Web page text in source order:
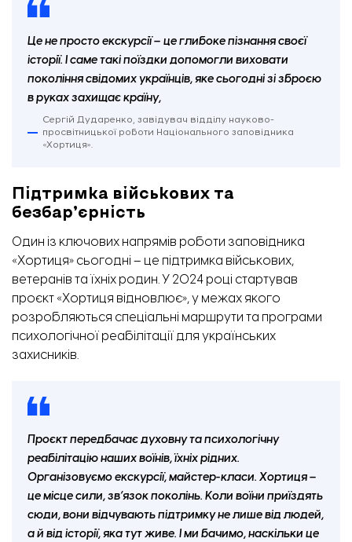
Це не просто екскурсії – це глибоке пізнання своєї
історії. І саме такі поїздки допомогли виховати
покоління свідомих українців, яке сьогодні зі зброєю
в руках захищає країну,
Сергій Дударенко, завідувач відділу науково-
просвітницької роботи Національного заповідника
«Хортиця».
Підтримка військових та
безбар’єрність
Один із ключових напрямів роботи заповідника
«Хортиця» сьогодні – це підтримка військових,
ветеранів та їхніх родин. У 2024 році стартував
проєкт «Хортиця відновлює», у межах якого
розробляються спеціальні маршрути та програми
психологічної реабілітації для українських
захисників.
Проєкт передбачає духовну та психологічну
реабілітацію наших воїнів, їхніх рідних.
Організовуємо екскурсії, майстер-класи. Хортиця –
це місце сили, зв’язок поколінь. Коли воїни приїздять
сюди, вони відчувають підтримку не лише від людей,
а й від історії, яка тут живе. І ми бачимо, наскільки це